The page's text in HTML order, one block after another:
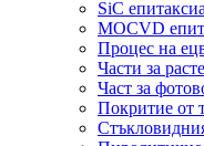
SiC
MOCVD
Процес на
Части за
Част за
Покритие от